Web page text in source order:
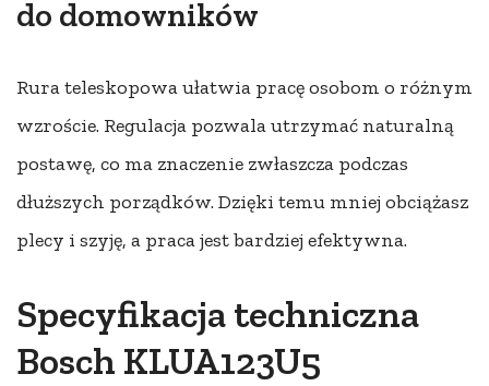
do domowników
Rura teleskopowa ułatwia pracę osobom o różnym
wzroście. Regulacja pozwala utrzymać naturalną
postawę, co ma znaczenie zwłaszcza podczas
dłuższych porządków. Dzięki temu mniej obciążasz
plecy i szyję, a praca jest bardziej efektywna.
Specyfikacja techniczna
Bosch KLUA123U5